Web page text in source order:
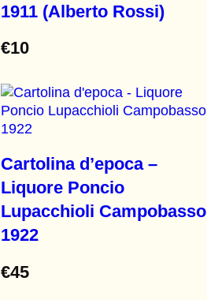
1911 (Alberto Rossi)
€10
Cartolina d’epoca –
Liquore Poncio
Lupacchioli Campobasso
1922
€45